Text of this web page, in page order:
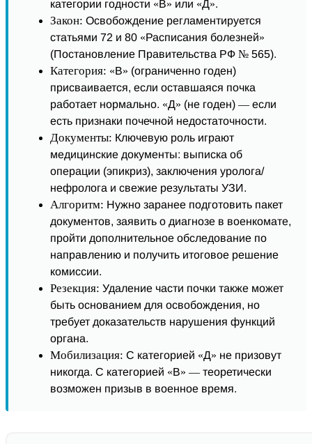
категории годности «В» или «Д».
Закон: Освобождение регламентируется
статьями 72 и 80 «Расписания болезней»
(Постановление Правительства РФ № 565).
Категория: «В» (ограниченно годен)
присваивается, если оставшаяся почка
работает нормально. «Д» (не годен) — если
есть признаки почечной недостаточности.
Документы: Ключевую роль играют
медицинские документы: выписка об
операции (эпикриз), заключения уролога/
нефролога и свежие результаты УЗИ.
Алгоритм: Нужно заранее подготовить пакет
документов, заявить о диагнозе в военкомате,
пройти дополнительное обследование по
направлению и получить итоговое решение
комиссии.
Резекция: Удаление части почки также может
быть основанием для освобождения, но
требует доказательств нарушения функций
органа.
Мобилизация: С категорией «Д» не призовут
никогда. С категорией «В» — теоретически
возможен призыв в военное время.